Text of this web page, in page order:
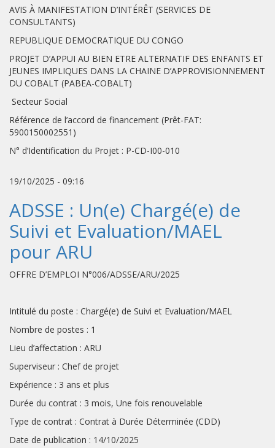
AVIS À MANIFESTATION D’INTÉRÊT (SERVICES DE
CONSULTANTS)
REPUBLIQUE DEMOCRATIQUE DU CONGO
PROJET D’APPUI AU BIEN ETRE ALTERNATIF DES ENFANTS ET
JEUNES IMPLIQUES DANS LA CHAINE D’APPROVISIONNEMENT
DU COBALT (PABEA-COBALT)
Secteur Social
Référence de l’accord de financement (Prêt-FAT:
5900150002551)
N° d’Identification du Projet : P-CD-I00-010
19/10/2025 - 09:16
ADSSE : Un(e) Chargé(e) de
Suivi et Evaluation/MAEL
pour ARU
OFFRE D’EMPLOI N°006/ADSSE/ARU/2025
Intitulé du poste : Chargé(e) de Suivi et Evaluation/MAEL
Nombre de postes : 1
Lieu d’affectation : ARU
Superviseur : Chef de projet
Expérience : 3 ans et plus
Durée du contrat : 3 mois, Une fois renouvelable
Type de contrat : Contrat à Durée Déterminée (CDD)
Date de publication : 14/10/2025